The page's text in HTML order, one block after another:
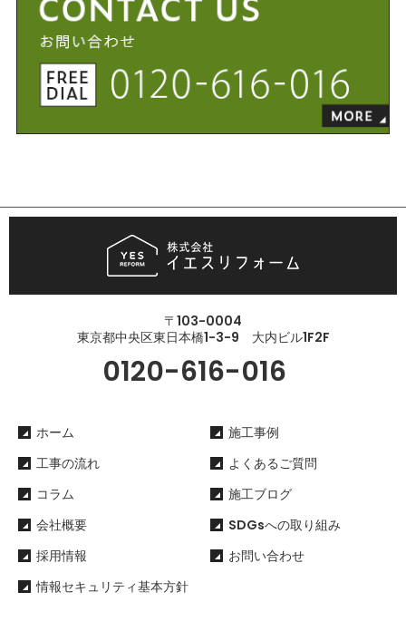
〒103-0004
東京都中央区東日本橋1-3-9 大内ビル1F2F
0120-616-016
ホーム
施工事例
工事の流れ
よくあるご質問
コラム
施工ブログ
会社概要
SDGsへの取り組み
採用情報
お問い合わせ
情報セキュリティ基本方針